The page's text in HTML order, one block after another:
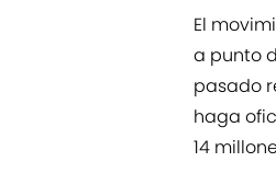
El
a punto
pasado
haga
14